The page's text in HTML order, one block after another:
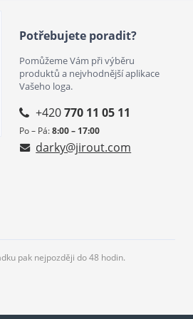
Potřebujete poradit?
Pomůžeme Vám při výběru
produktů a nejvhodnější aplikace
Vašeho loga.
+420770 11 05 11
Po – Pá:8:00 – 17:00
darky@jirout.com
pak nejpozději do 48 hodin.